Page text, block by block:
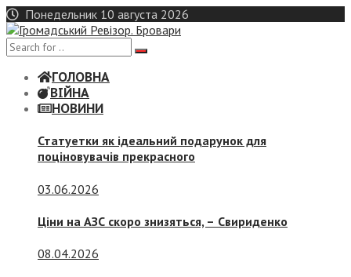
Skip
to
content
Понедельник 10 августа 2026
ГОЛОВНА
ВІЙНА
НОВИНИ
Статуетки як ідеальний подарунок для
поціновувачів прекрасного
03.06.2026
Ціни на АЗС скоро знизяться, – Свириденко
08.04.2026